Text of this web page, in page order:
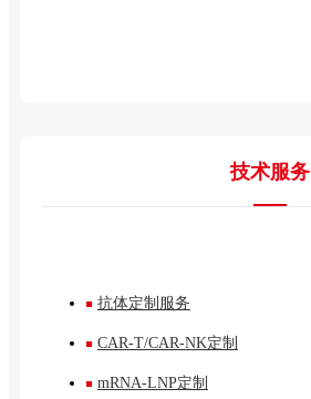
技术服务
抗体定制服务
CAR-T/CAR-NK定制
mRNA-LNP定制